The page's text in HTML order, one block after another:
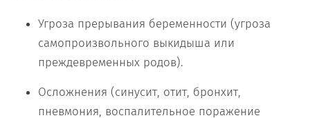
Угроза прерывания беременности (угроза
самопроизвольного выкидыша или
преждевременных родов).
Осложнения (синусит, отит, бронхит,
пневмония, воспалительное поражение